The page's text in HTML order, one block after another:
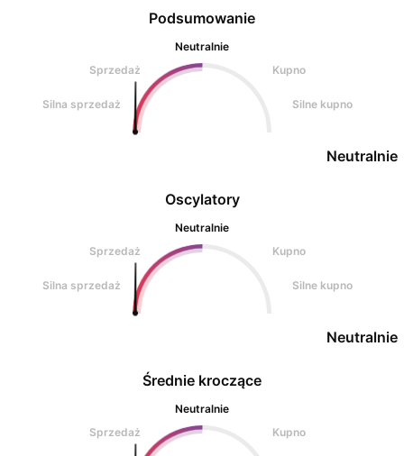
Oscylatory
Neutralnie
Sprzedaż
Kupno
Silna sprzedaż Silne kupno
Neutralnie
Podsumowanie
Neutralnie
Sprzedaż
Kupno
Silna sprzedaż Silne kupno
Neutralnie
Średnie kroczące
Neutralnie
Sprzedaż
Kupno